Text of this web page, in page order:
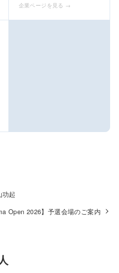
企業ページを見る →
功起
Open 2026】予選会場のご案内